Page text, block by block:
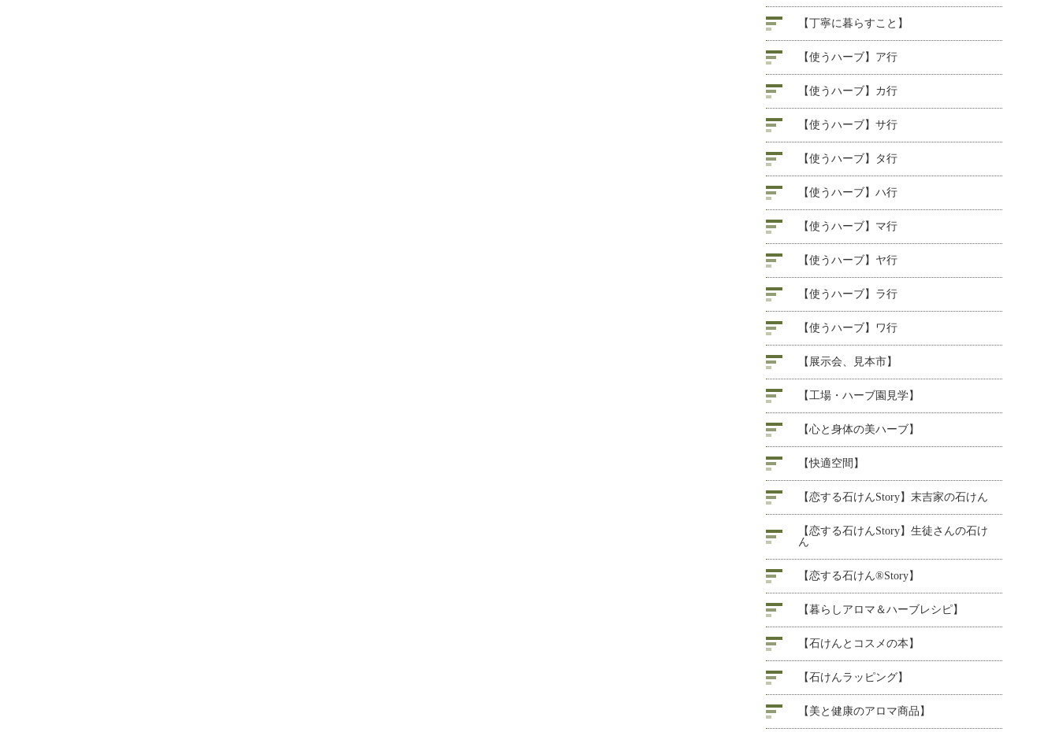
【丁寧に暮らすこと】
【使うハーブ】ア行
【使うハーブ】カ行
【使うハーブ】サ行
【使うハーブ】タ行
【使うハーブ】ハ行
【使うハーブ】マ行
【使うハーブ】ヤ行
【使うハーブ】ラ行
【使うハーブ】ワ行
【展示会、見本市】
【工場・ハーブ園見学】
【心と身体の美ハーブ】
【快適空間】
【恋する石けんStory】末吉家の石けん
【恋する石けんStory】生徒さんの石け
ん
【恋する石けん®Story】
【暮らしアロマ＆ハーブレシピ】
【石けんとコスメの本】
【石けんラッピング】
【美と健康のアロマ商品】